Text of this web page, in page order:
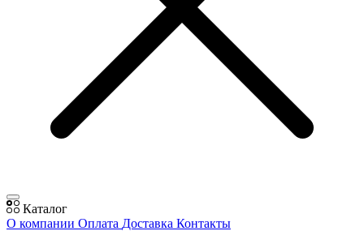
Каталог
О компании Оплата Доставка Контакты